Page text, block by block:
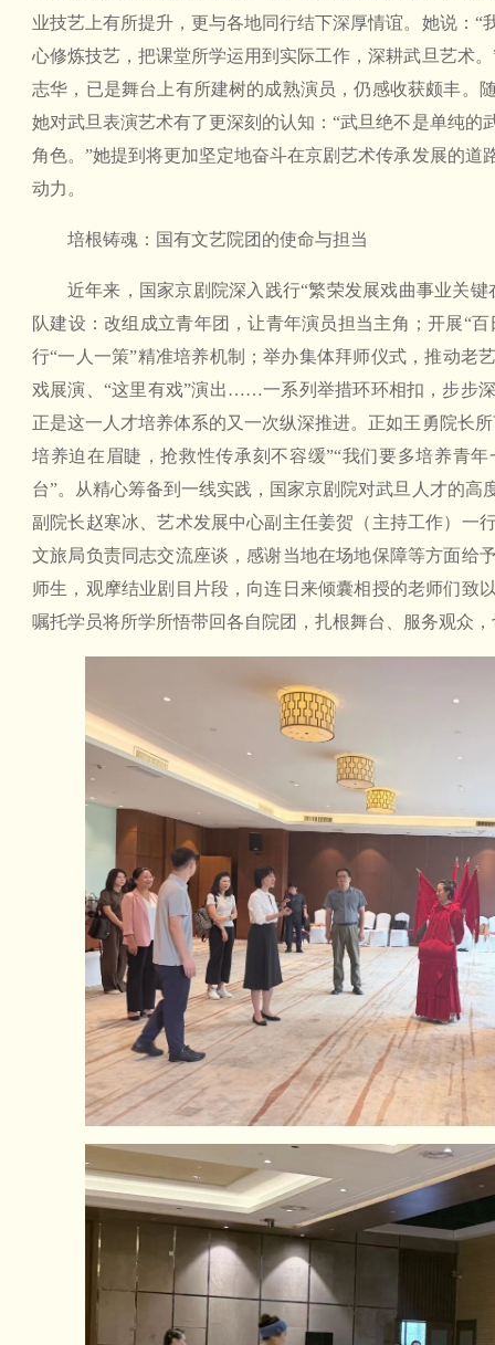
业技艺上有所提升，更与各地同行结下深厚情谊。她说：“
心修炼技艺，把课堂所学运用到实际工作，深耕武旦艺术
志华，已是舞台上有所建树的成熟演员，仍感收获颇丰。
她对武旦表演艺术有了更深刻的认知：“武旦绝不是单纯的
角色。”她提到将更加坚定地奋斗在京剧艺术传承发展的道
动力。
培根铸魂：国有文艺院团的使命与担当
近年来，国家京剧院深入践行“繁荣发展戏曲事业关
队建设：改组成立青年团，让青年演员担当主角；开展“
行“一人一策”精准培养机制；举办集体拜师仪式，推动老
戏展演、“这里有戏”演出……一系列举措环环相扣，步步
正是这一人才培养体系的又一次纵深推进。正如王勇院长
培养迫在眉睫，抢救性传承刻不容缓”“我们要多培养青
台”。从精心筹备到一线实践，国家京剧院对武旦人才的高
副院长赵寒冰、艺术发展中心副主任姜贺（主持工作）一
文旅局负责同志交流座谈，感谢当地在场地保障等方面给
师生，观摩结业剧目片段，向连日来倾囊相授的老师们致
嘱托学员将所学所悟带回各自院团，扎根舞台、服务观众